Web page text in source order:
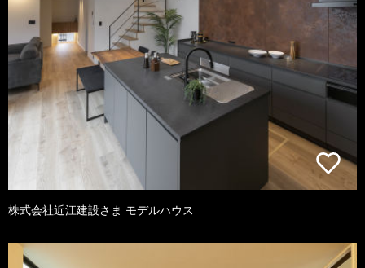
株式会社近江建設さま モデルハウス